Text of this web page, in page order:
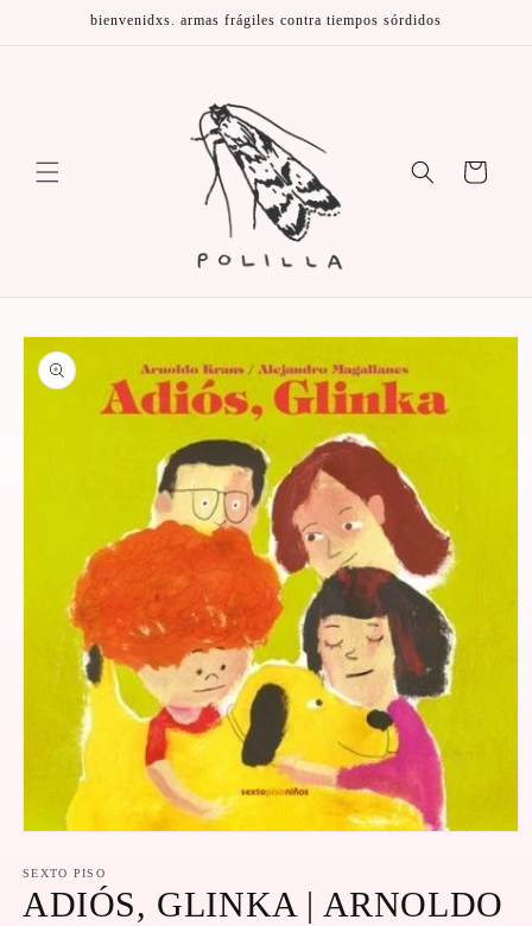
directamentebienvenidxs. armas frágiles contra tiempos sórdidos
Carrito
directamente
a la
información
del producto
multimedia
en
SEXTO PISO
ADIÓS, GLINKA | ARNOLDO